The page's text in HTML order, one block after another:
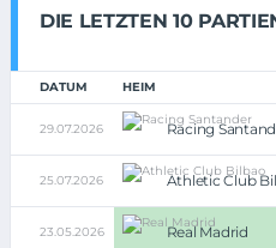
DIE LETZTEN 10
DATUM HEIM
29.07.2026 Racing
25.07.2026 Athletic Club
23.05.2026 Real Madrid